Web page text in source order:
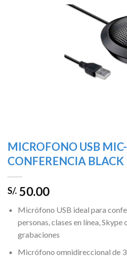
MICROFONO USB
CONFERENCIA BLACK
S/. 50.00
Micrófono USB ideal para
personas, clases en línea,
grabaciones
Micrófono omnidireccional de